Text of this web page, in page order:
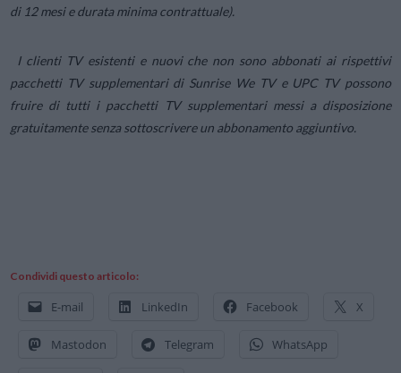
di 12 mesi e durata minima contrattuale).
I clienti TV esistenti e nuovi che non sono abbonati ai rispettivi
pacchetti TV supplementari di Sunrise We TV e UPC TV possono
fruire di tutti i pacchetti TV supplementari messi a disposizione
gratuitamente senza sottoscrivere un abbonamento aggiuntivo.
Condividi questo articolo:
E-mail LinkedIn Facebook X
Mastodon Telegram WhatsApp